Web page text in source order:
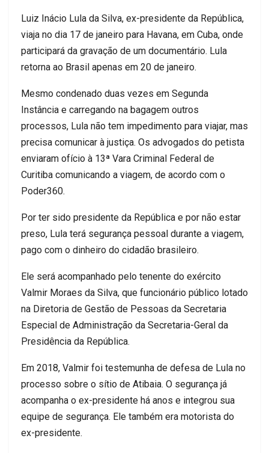
Luiz Inácio Lula da Silva, ex-presidente da República,
viaja no dia 17 de janeiro para Havana, em Cuba, onde
participará da gravação de um documentário. Lula
retorna ao Brasil apenas em 20 de janeiro.
Mesmo condenado duas vezes em Segunda
Instância e carregando na bagagem outros
processos, Lula não tem impedimento para viajar, mas
precisa comunicar à justiça. Os advogados do petista
enviaram ofício à 13ª Vara Criminal Federal de
Curitiba comunicando a viagem, de acordo com o
Poder360.
Por ter sido presidente da República e por não estar
preso, Lula terá segurança pessoal durante a viagem,
pago com o dinheiro do cidadão brasileiro.
Ele será acompanhado pelo tenente do exército
Valmir Moraes da Silva, que funcionário público lotado
na Diretoria de Gestão de Pessoas da Secretaria
Especial de Administração da Secretaria-Geral da
Presidência da República.
Em 2018, Valmir foi testemunha de defesa de Lula no
processo sobre o sítio de Atibaia. O segurança já
acompanha o ex-presidente há anos e integrou sua
equipe de segurança. Ele também era motorista do
ex-presidente.